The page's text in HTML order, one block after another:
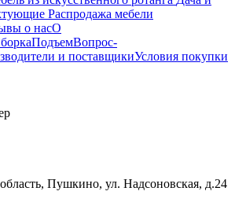
Распродажа мебели
о насО
ПодъемВопрос-
и поставщикиУсловия покупки
Пушкино, ул. Надсоновская, д.24